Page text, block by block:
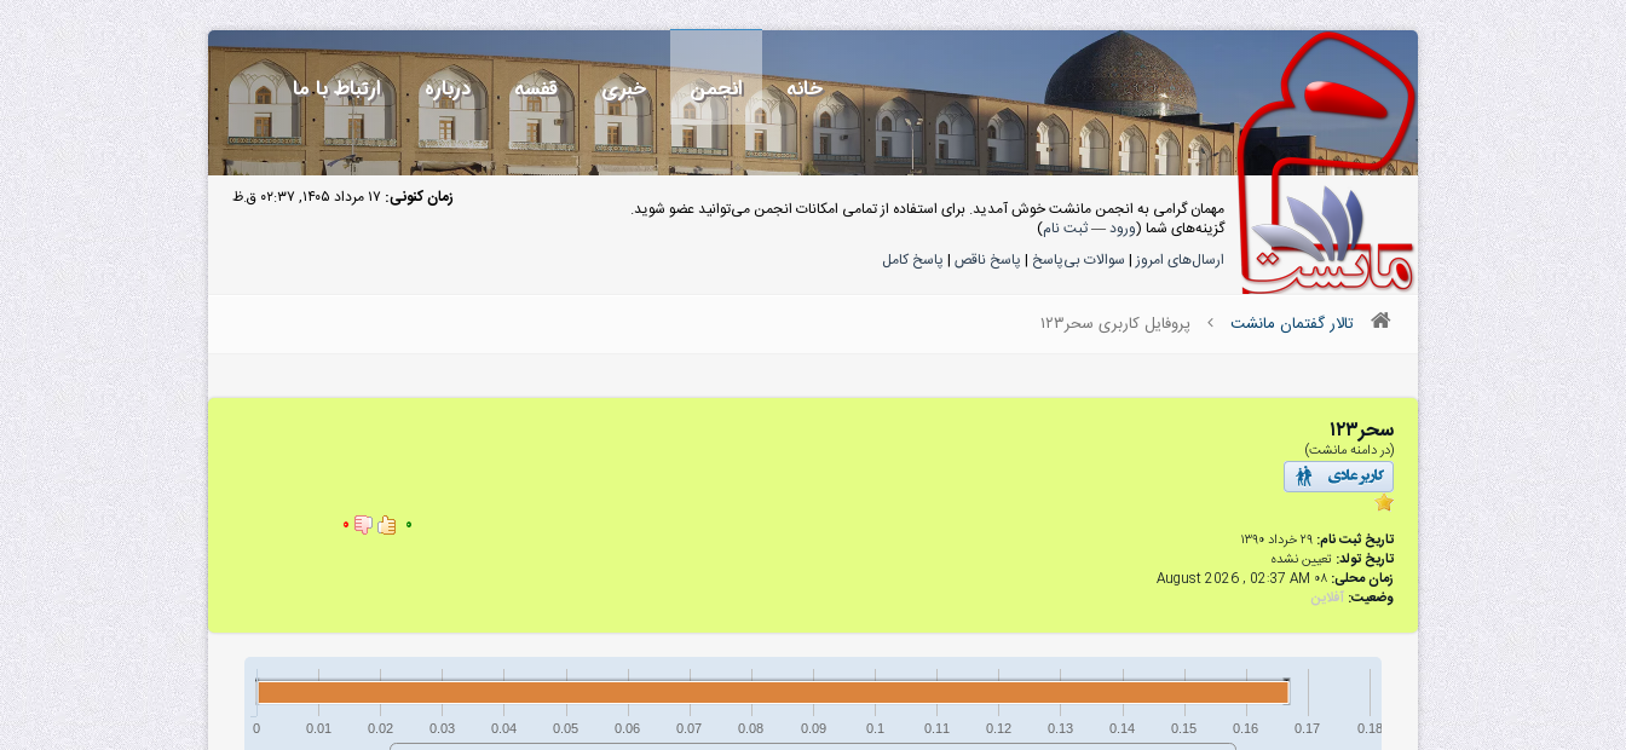
خانه انجمن خبری قفسه درباره ارتباط با ما
زمان کنونی: ۱۷ مرداد ۱۴۰۵, ۰۲:۳۷ ق.ظ
مهمان گرامی به انجمن مانشت خوش آمدید. برای استفاده از تمامی امکانات انجمن می‌توانید عضو شوید.
گزینه‌های شما (ورود—ثبت نام)
ارسال‌های امروز| سوالات بی‌پاسخ | پاسخ ناقص | پاسخ کامل
تالار گفتمان مانشت پروفایل کاربری سحر۱۲۳
سحر۱۲۳
(در دامنه مانشت)
تاریخ ثبت نام: ۲۹ خرداد ۱۳۹۰
تاریخ تولد: تعیین نشده
زمان محلی: ۰۸ August 2026 , 02:37 AM
وضعیت: آفلاین
۰ ۰
0 0.01 0.02 0.03 0.04 0.05 0.06 0.07 0.08 0.09 0.1 0.11 0.12 0.13 0.14 0.15 0.16 0.17 0.18